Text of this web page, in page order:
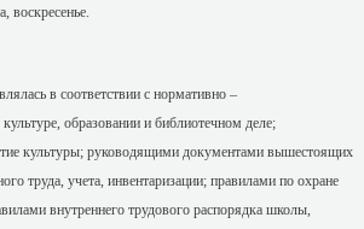
воскресенье.
в соответствии с нормативно –
образовании и библиотечном деле;
культуры; руководящими документами вышестоящих
труда, учета, инвентаризации; правилами по охране
внутреннего трудового распорядка школы,